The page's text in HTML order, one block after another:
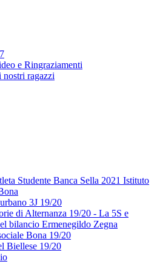
e Ringraziamenti
ragazzi
Studente Banca Sella 2021 Istituto
3J 19/20
di Alternanza 19/20 - La 5S e
bilancio Ermenegildo Zegna
Bona 19/20
Biellese 19/20